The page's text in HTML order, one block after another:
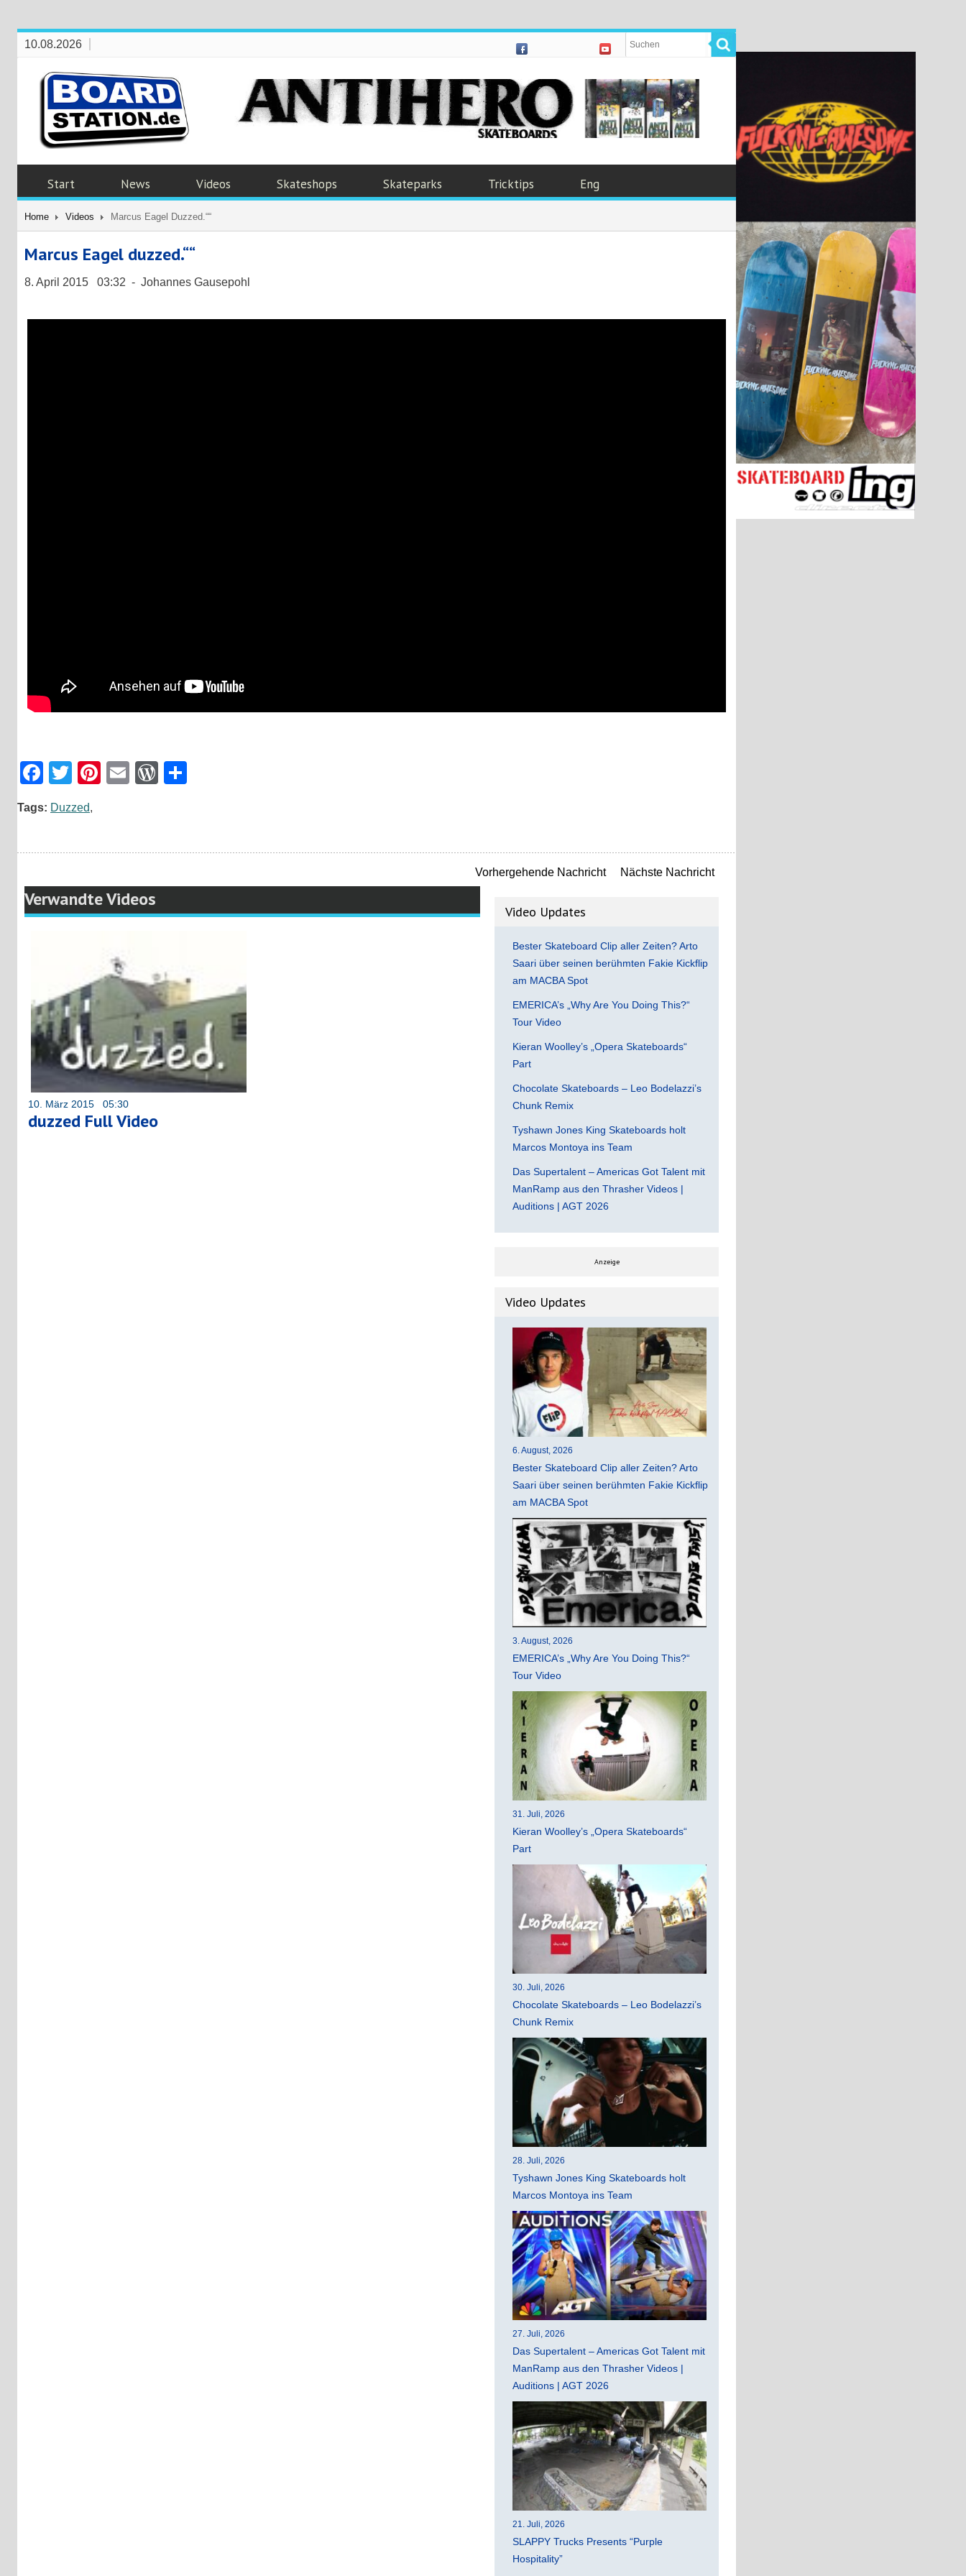
10.08.2026
Start News Videos Skateshops Skateparks Tricktips Eng
Home Videos Marcus Eagel Duzzed.““
Marcus Eagel duzzed.““
8. April 2015 03:32 - Johannes Gausepohl
Facebook
Twitter
Pinterest
EmailWordPress
Tags: Duzzed,
Vorhergehende Nachricht Nächste Nachricht
Verwandte Videos
10. März 2015 05:30
duzzed Full Video
Video Updates
Bester Skateboard Clip aller Zeiten? Arto
Saari über seinen berühmten Fakie Kickflip
am MACBA Spot
EMERICA’s „Why Are You Doing This?“
Tour Video
Kieran Woolley’s „Opera Skateboards“
Part
Chocolate Skateboards – Leo Bodelazzi’s
Chunk Remix
Tyshawn Jones King Skateboards holt
Marcos Montoya ins Team
Das Supertalent – Americas Got Talent mit
ManRamp aus den Thrasher Videos |
Auditions | AGT 2026
Anzeige
Video Updates
6. August, 2026
Bester Skateboard Clip aller Zeiten? Arto
Saari über seinen berühmten Fakie Kickflip
am MACBA Spot
3. August, 2026
EMERICA’s „Why Are You Doing This?“
Tour Video
31. Juli, 2026
Kieran Woolley’s „Opera Skateboards“
Part
30. Juli, 2026
Chocolate Skateboards – Leo Bodelazzi’s
Chunk Remix
28. Juli, 2026
Tyshawn Jones King Skateboards holt
Marcos Montoya ins Team
27. Juli, 2026
Das Supertalent – Americas Got Talent mit
ManRamp aus den Thrasher Videos |
Auditions | AGT 2026
21. Juli, 2026
SLAPPY Trucks Presents “Purple
Hospitality”